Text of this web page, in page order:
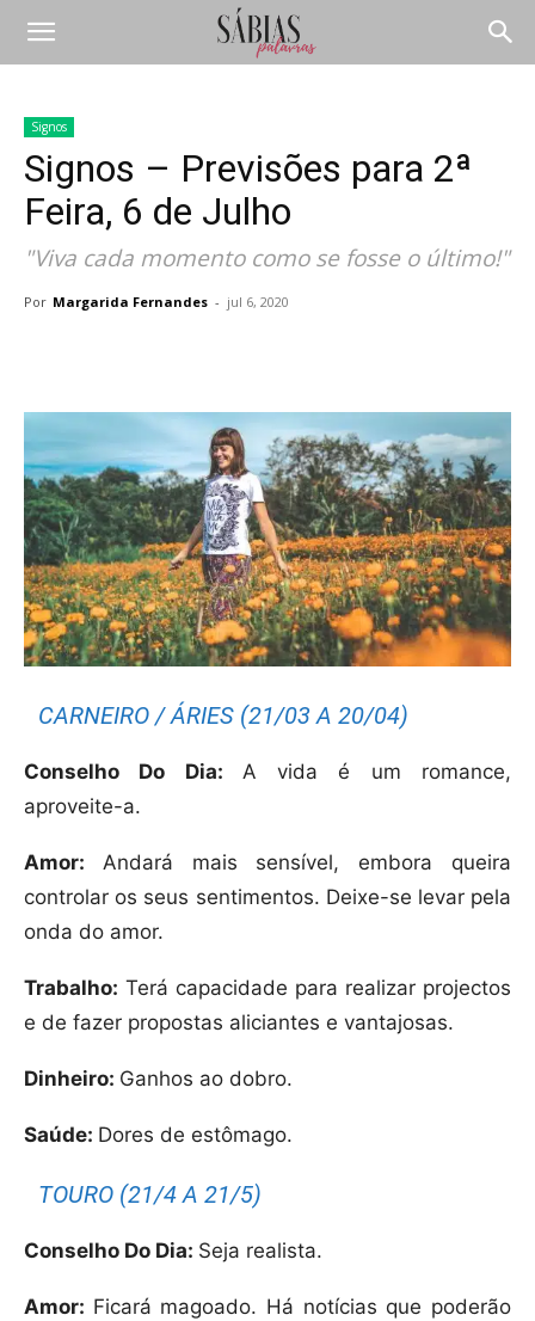
Signos
Signos – Previsões para 2ª
Feira, 6 de Julho
"Viva cada momento como se fosse o último!"
Por Margarida Fernandes - jul 6, 2020
CARNEIRO / ÁRIES (21/03 A 20/04)
Conselho Do Dia: A vida é um romance,
aproveite-a.
Amor: Andará mais sensível, embora queira
controlar os seus sentimentos. Deixe-se levar pela
onda do amor.
Trabalho: Terá capacidade para realizar projectos
e de fazer propostas aliciantes e vantajosas.
Dinheiro: Ganhos ao dobro.
Saúde: Dores de estômago.
TOURO (21/4 A 21/5)
Conselho Do Dia: Seja realista.
Amor: Ficará magoado. Há notícias que poderão